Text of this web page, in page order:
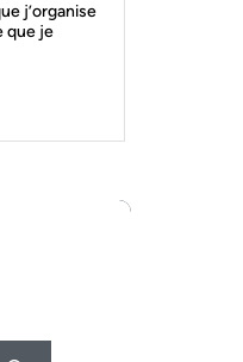
j’organise
que je